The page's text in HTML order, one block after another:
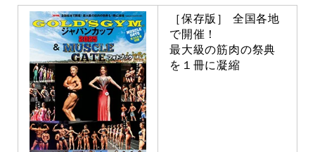
［保存版］ 全国各地
で開催！
最大級の筋肉の祭典
を１冊に凝縮